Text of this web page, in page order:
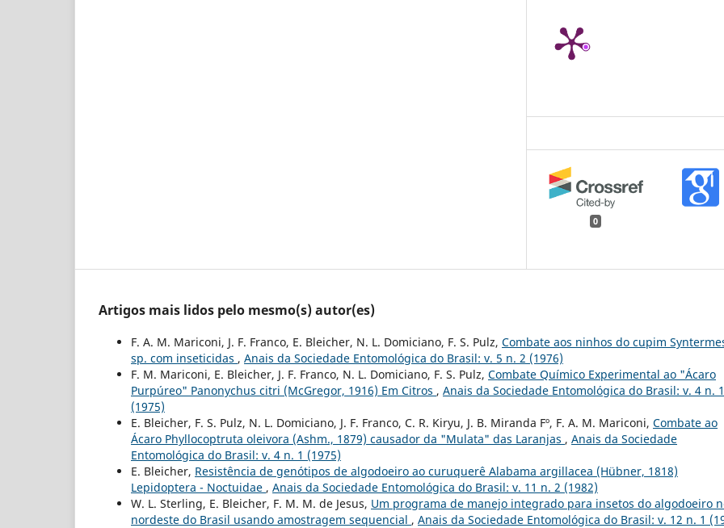
0
Artigos mais lidos pelo mesmo(s) autor(es)
F. A. M. Mariconi, J. F. Franco, E. Bleicher, N. L. Domiciano, F. S. Pulz, Combate aos ninhos do cupim
sp. com inseticidas , Anais da Sociedade Entomológica do Brasil: v. 5 n. 2 (1976)
F. M. Mariconi, E. Bleicher, J. F. Franco, N. L. Domiciano, F. S. Pulz, Combate Químico Experimental ao "Ácaro
Purpúreo" Panonychus citri (McGregor, 1916) Em Citros , Anais da Sociedade Entomológica do Brasil: v. 4 n. 1
(1975)
E. Bleicher, F. S. Pulz, N. L. Domiciano, J. F. Franco, C. R. Kiryu, J. B. Miranda Fº, F. A. M. Mariconi, Combate ao
Ácaro Phyllocoptruta oleivora (Ashm., 1879) causador da "Mulata" das Laranjas , Anais da Sociedade
Entomológica do Brasil: v. 4 n. 1 (1975)
E. Bleicher, Resistência de genótipos de algodoeiro ao curuquerê Alabama argillacea (Hübner, 1818)
Lepidoptera - Noctuidae , Anais da Sociedade Entomológica do Brasil: v. 11 n. 2 (1982)
W. L. Sterling, E. Bleicher, F. M. M. de Jesus, Um programa de manejo integrado para insetos do algodoeiro
nordeste do Brasil usando amostragem sequencial , Anais da Sociedade Entomológica do Brasil: v. 12 n. 1